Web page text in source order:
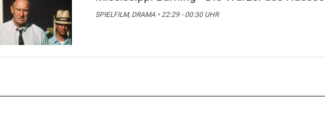
SPIELFILM, DRAMA • 22:29 - 00:30 UHR